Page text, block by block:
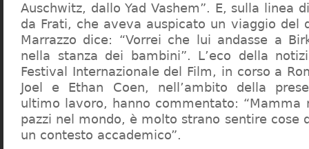
Auschwitz, dallo Yad Vashem”. E, sulla linea
da Frati, che aveva auspicato un viaggio del
Marrazzo dice: “Vorrei che lui andasse a
nella stanza dei bambini”. L’eco della
Festival Internazionale del Film, in corso a
Joel e Ethan Coen, nell’ambito della
ultimo lavoro, hanno commentato: “Mamma
pazzi nel mondo, è molto strano sentire cose
un contesto accademico”.